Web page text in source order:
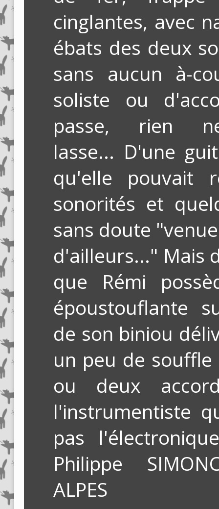
cinglantes, avec
ébats des deux
sans aucun à-
soliste ou
passe, rien
lasse... D'une
qu'elle pouvait
sonorités et
sans doute
d'ailleurs..." Mais
que Rémi
époustouflante
de son biniou
un peu de
ou deux
l'instrumentiste
pas
Philippe
ALPES